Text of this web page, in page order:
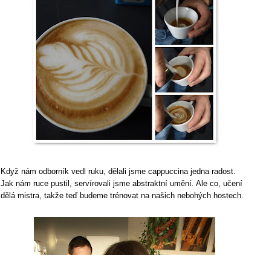
Když nám odborník vedl ruku, dělali jsme cappuccina jedna radost.
Jak nám ruce pustil, servírovali jsme abstraktní umění. Ale co, učení
dělá mistra, takže teď budeme trénovat na našich nebohých hostech.